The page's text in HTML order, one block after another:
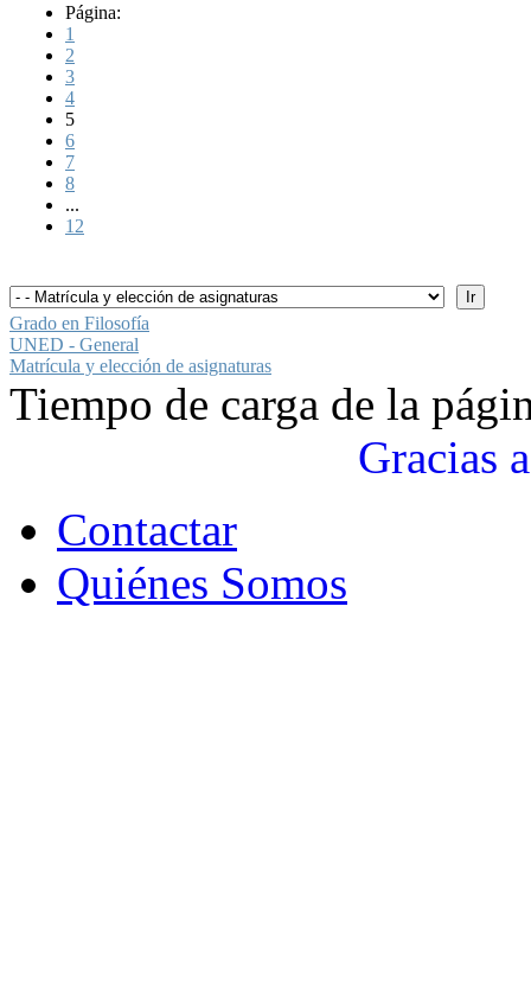
Página:
1
2
3
4
5
6
7
8
...
12
Grado en Filosofía
UNED - General
Matrícula y elección de asignaturas
Tiempo de carga de la
Gracias a
Contactar
Quiénes Somos